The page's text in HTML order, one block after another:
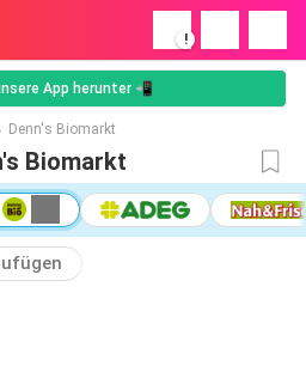
!
App herunter 📲
Denn's Biomarkt
Biomarkt